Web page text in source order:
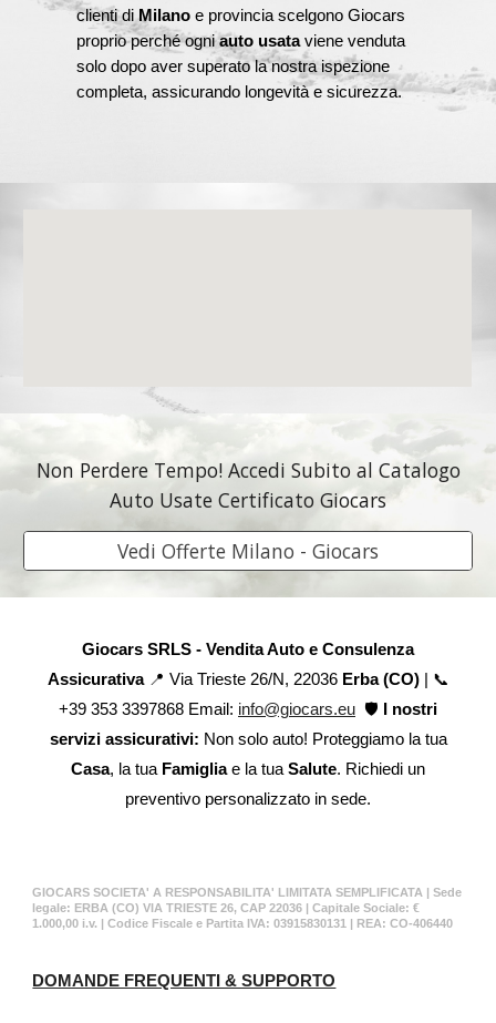
clienti diMilano e provincia scelgono Giocars
proprio perché ogniauto usataviene venduta
solo dopo aver superato la nostra ispezione
completa, assicurando longevità e sicurezza.
Non Perdere Tempo! Accedi Subito al Catalogo
Auto Usate Certificato Giocars
Vedi Offerte Milano - Giocars
Giocars SRLS - Vendita Auto e Consulenza
Assicurativa📍 Via Trieste 26/N, 22036 Erba (CO)| 📞
+39 353 3397868 Email: info@giocars.eu 🛡️
I nostri
servizi assicurativi: Non solo auto! Proteggiamo la tua
Casa, la tua Famigliae la tua Salute. Richiedi un
preventivo personalizzato in sede.
GIOCARS SOCIETA' A RESPONSABILITA' LIMITATA SEMPLIFICATA | Sede
legale: ERBA (CO) VIA TRIESTE 26, CAP 22036 | Capitale Sociale: €
1.000,00 i.v. | Codice Fiscale e Partita IVA: 03915830131 | REA: CO-406440
DOMANDE FREQUENTI & SUPPORTO